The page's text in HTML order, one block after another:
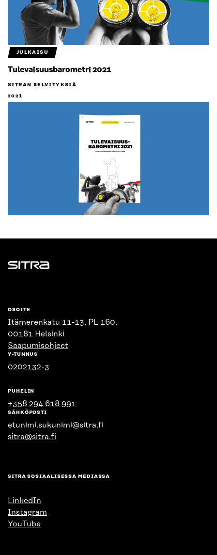
JULKAISU
Tulevaisuusbarometri 2021
SITRAN SELVITYKSIÄ
2021
Sitra
OSOITE
Itämerenkatu 11-13, PL 160,
00181 Helsinki
Saapumisohjeet
Y-TUNNUS
0202132-3
PUHELIN
+358 294 618 991
SÄHKÖPOSTI
etunimi.sukunimi@sitra.fi
sitra@sitra.fi
SITRA SOSIAALISESSA MEDIASSA
LinkedIn
Instagram
YouTube